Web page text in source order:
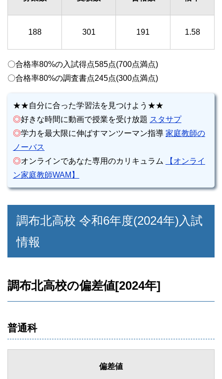
188 301 191 1.58
〇合格率80%の入試得点585点(700点満点)
〇合格率80%の調査書点245点(300点満点)
★★自分に合った学習法を見つけよう★★
◎好きな時間に動画で授業を受け放題 スタサプ
◎学力を最大限に伸ばすマンツーマン指導 家庭教師の
ノーバス
◎オンラインであなた専用のカリキュラム
【オンライ
ン家庭教師WAM】
調布北高校 令和6年度(2024年)入試
情報
調布北高校の偏差値[2024年]
普通科
偏差値